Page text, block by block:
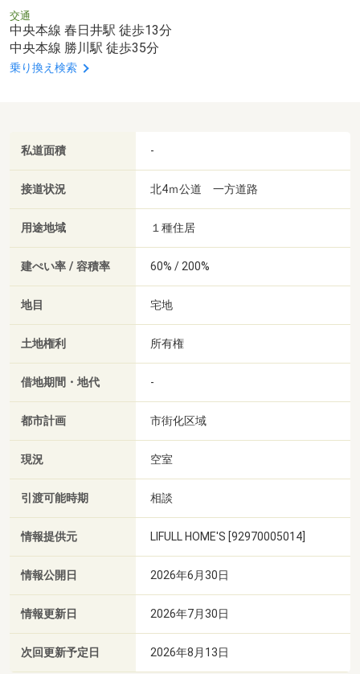
交通
中央本線 春日井駅 徒歩13分
中央本線 勝川駅 徒歩35分
乗り換え検索
私道面積 -
接道状況 北4ｍ公道 一方道路
用途地域 １種住居
建ぺい率 / 容積率 60% / 200%
地目 宅地
土地権利 所有権
借地期間・地代 -
都市計画 市街化区域
現況 空室
引渡可能時期 相談
情報提供元 LIFULL HOME'S [92970005014]
情報公開日 2026年6月30日
情報更新日 2026年7月30日
次回更新予定日 2026年8月13日